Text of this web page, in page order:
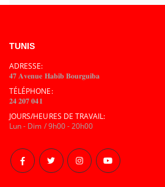
TUNIS
ADRESSE:
𝟒𝟕 𝐀𝐯𝐞𝐧𝐮𝐞 𝐇𝐚𝐛𝐢𝐛 𝐁𝐨𝐮𝐫𝐠𝐮𝐢𝐛𝐚
TÉLÉPHONE:
𝟐𝟒 𝟐𝟎𝟕 𝟎𝟒𝟏
JOURS/HEURES DE TRAVAIL:
Lun - Dim / 9h00 - 20h00